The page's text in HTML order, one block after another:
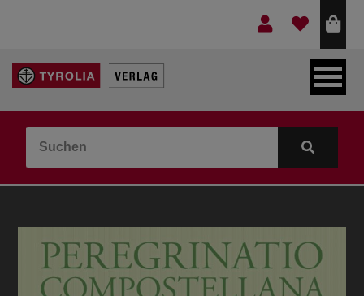
LEBEN & GLAUBE
KINDER- & JUGENDBUCH